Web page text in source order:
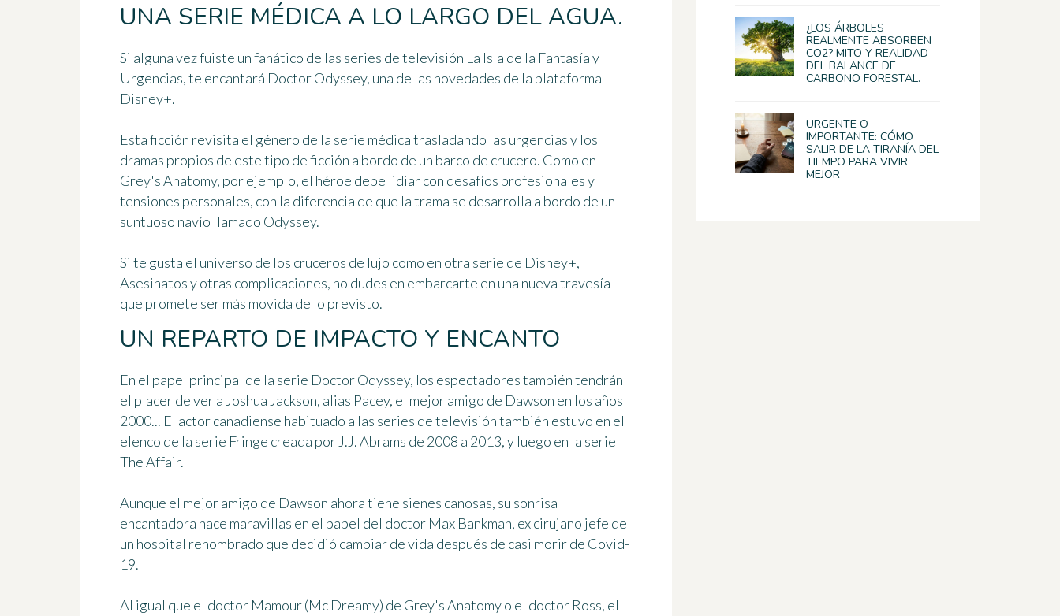
UNA SERIE MÉDICA A LO LARGO DEL AGUA.
Si alguna vez fuiste un fanático de las series de televisión La Isla de la Fantasía y
Urgencias, te encantará Doctor Odyssey, una de las novedades de la plataforma
Disney+.
Esta ficción revisita el género de la serie médicatrasladando las urgencias y los
dramas propios de este tipo de ficción a bordo de un barco de crucero. Como en
Grey's Anatomy, por ejemplo, el héroe debe lidiar con desafíos profesionales y
tensiones personales, con la diferencia de que la trama se desarrolla a bordo de un
suntuoso navío llamado Odyssey.
Si te gusta el universo de los cruceros de lujo como en otra serie de Disney+,
Asesinatos y otras complicaciones, no dudes en embarcarte en una nueva travesía
que promete ser más movida de lo previsto.
UN REPARTO DE IMPACTO Y ENCANTO
En el papel principal de la serie Doctor Odyssey, los espectadores también tendrán
el placer de ver a Joshua Jackson, alias Pacey, el mejor amigo de Dawson en los años
2000... El actor canadiense habituado a las series de televisión también estuvo en el
elenco de la serie Fringe creada por J.J. Abrams de 2008 a 2013, y luego en la serie
The Affair.
Aunque el mejor amigo de Dawson ahora tiene sienes canosas, su sonrisa
encantadora hace maravillas en el papel del doctor Max Bankman, ex cirujano jefe de
un hospital renombrado que decidió cambiar de vida después de casi morir de Covid-
19.
Al igual que el doctor Mamour (Mc Dreamy) de Grey's Anatomy o el doctor Ross, el
¿LOS ÁRBOLES
REALMENTE ABSORBEN
CO2? MITO Y REALIDAD
DEL BALANCE DE
CARBONO FORESTAL.
URGENTE O
IMPORTANTE: CÓMO
SALIR DE LA TIRANÍA DEL
TIEMPO PARA VIVIR
MEJOR